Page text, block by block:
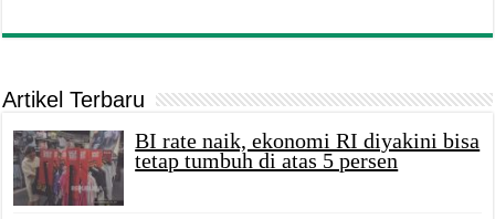
Artikel Terbaru
BI rate naik, ekonomi RI diyakini bisa
tetap tumbuh di atas 5 persen